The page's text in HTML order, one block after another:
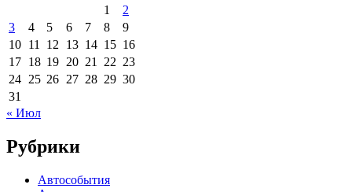
1
2
3
4 5 6 7 8
9
10 11 12 13 14 15 16
17 18 19 20 21 22 23
24 25 26 27 28 29 30
31
« Июл
Рубрики
Автособытия